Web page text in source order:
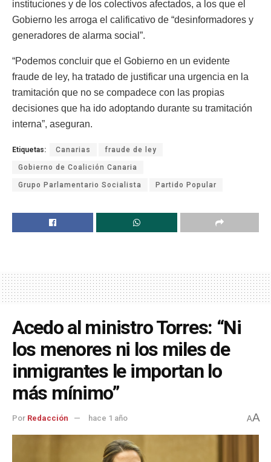
instituciones y de los colectivos afectados, a los que el
Gobierno les arroga el calificativo de “desinformadores y
generadores de alarma social”.
“Podemos concluir que el Gobierno en un evidente
fraude de ley, ha tratado de justificar una urgencia en la
tramitación que no se compadece con las propias
decisiones que ha ido adoptando durante su tramitación
interna”, aseguran.
Etiquetas: Canarias fraude de ley
Gobierno de Coalición Canaria
Grupo Parlamentario Socialista Partido Popular
Acedo al ministro Torres: “Ni
los menores ni los miles de
inmigrantes le importan lo
más mínimo”
Por Redacción hace 1 año AA